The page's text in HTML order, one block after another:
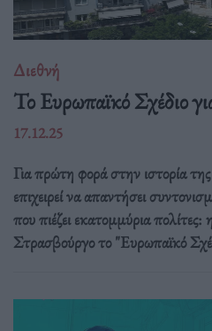
Διεθνή
Το Ευρωπαϊκό Σχέδιο
17.12.25
Για πρώτη φορά στην ιστορία
επιχειρεί να απαντήσει
που πιέζει εκατομμύρια
Στρασβούργο το "Ευρωπαϊκό